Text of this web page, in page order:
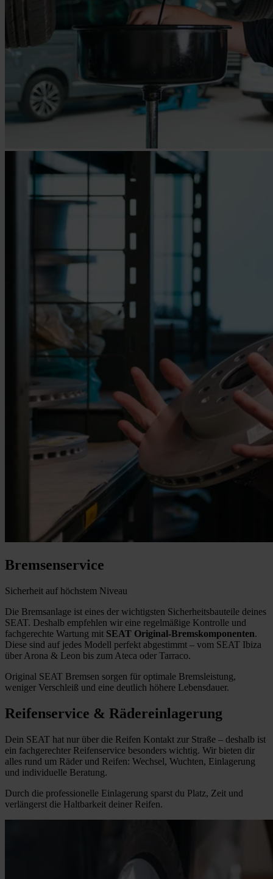
Bremsenservice
Sicherheit auf höchstem Niveau
Die Bremsanlage ist eines der wichtigsten Sicherheitsbauteile deines
SEAT. Deshalb empfehlen wir eine regelmäßige Kontrolle und
fachgerechte Wartung mit SEAT Original-Bremskomponenten.
Diese sind auf jedes Modell perfekt abgestimmt – vom SEAT Ibiza
über Arona & Leon bis zum Ateca oder Tarraco.
Original SEAT Bremsen sorgen für optimale Bremsleistung,
weniger Verschleiß und eine deutlich höhere Lebensdauer.
Reifenservice & Rädereinlagerung
Dein SEAT hat nur über die Reifen Kontakt zur Straße – deshalb ist
ein fachgerechter Reifenservice besonders wichtig. Wir bieten dir
alles rund um Räder und Reifen: Wechsel, Wuchten, Einlagerung
und individuelle Beratung.
Durch die professionelle Einlagerung sparst du Platz, Zeit und
verlängerst die Haltbarkeit deiner Reifen.